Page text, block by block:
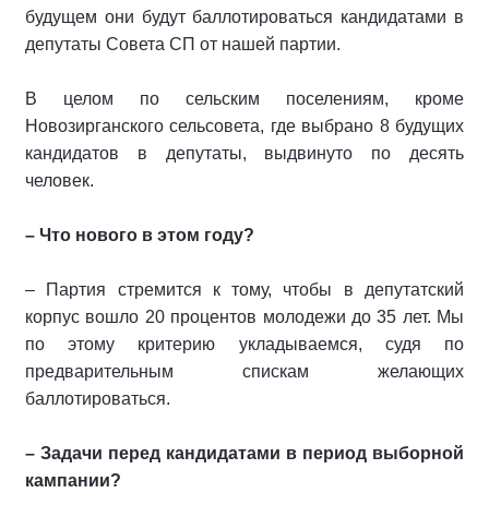
будущем они будут баллотироваться кандидатами в
депутаты Совета СП от нашей партии.
В целом по сельским поселениям, кроме
Новозирганского сельсовета, где выбрано 8 будущих
кандидатов в депутаты, выдвинуто по десять
человек.
– Что нового в этом году?
– Партия стремится к тому, чтобы в депутатский
корпус вошло 20 процентов молодежи до 35 лет. Мы
по этому критерию укладываемся, судя по
предварительным спискам желающих
баллотироваться.
– Задачи перед кандидатами в период выборной
кампании?